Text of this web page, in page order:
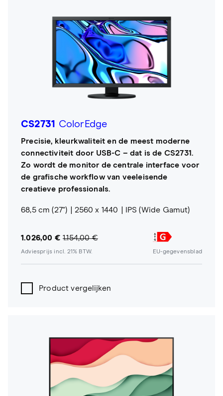
CS2731 ColorEdge
Precisie, kleurkwaliteit en de meest moderne
connectiviteit door USB-C – dat is de CS2731.
Zo wordt de monitor de centrale interface voor
de grafische workflow van veeleisende
creatieve professionals.
68,5 cm (27") 2560 x 1440 IPS (Wide Gamut)
1.026,00 € 1.154,00 €
Adviesprijs incl. 21% BTW. EU-gegevensblad
Product vergelijken